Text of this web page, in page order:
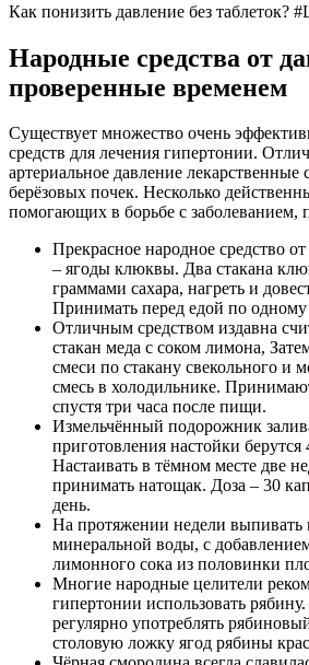
Как понизить давление без таблеток?
Народные средства от
проверенные временем
Существует множество очень
средств для лечения гипертонии.
артериальное давление
берёзовых почек. Несколько
помогающих в борьбе с заболеванием,
Прекрасное народное средство
– ягоды клюквы. Два стакана
граммами сахара, нагреть и
Принимать перед едой по одному
Отличным средством издавна
стакан меда с соком лимона,
смеси по стакану свекольного и
смесь в холодильнике.
спустя три часа после пищи.
Измельчённый подорожник
приготовления настойки берутся
Настаивать в тёмном месте две
принимать натощак. Доза – 30
день.
На протяжении недели выпивать
минеральной воды, с
лимонного сока из половинки
Многие народные целители
гипертонии использовать
регулярно употреблять
столовую ложку ягод рябины